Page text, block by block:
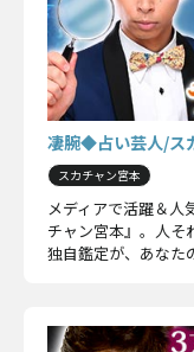
凄腕◆占い芸人/ス
スカチャン宮本
メディアで活躍＆人
チャン宮本』。人そ
独自鑑定が、あなた